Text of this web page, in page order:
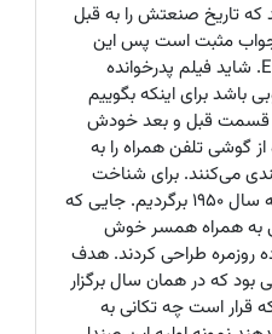
که تاریخ صنعتش را به قبل
جواب مثبت است پس این
شما و این صندلی ایمز مدل ER. شاید فیلم پدرخوانده
باشد برای اینکه بگوییم
دو قسمت قبل و بعد خودش
گوشی تلفن همراه را به
می‌کنند. برای شناخت
تاریخ طراحی این صندلی باید به سال 1950 برگردیم. جایی که
به همراه همسر خوش
روزمره طراحی کردند. هدف
بود که در همان سال برگزار
قرار است چه تکانی به